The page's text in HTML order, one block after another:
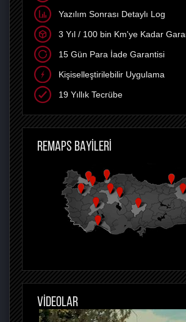
Yazılım Sonrası Detaylı Log
3 Yıl / 100 bin Km'ye Kadar
15 Gün Para İade Garantisi
Kişiselleştirilebilir Uygulama
19 Yıllık Tecrübe
REMAPS BAYİLERİ
VİDEOLAR